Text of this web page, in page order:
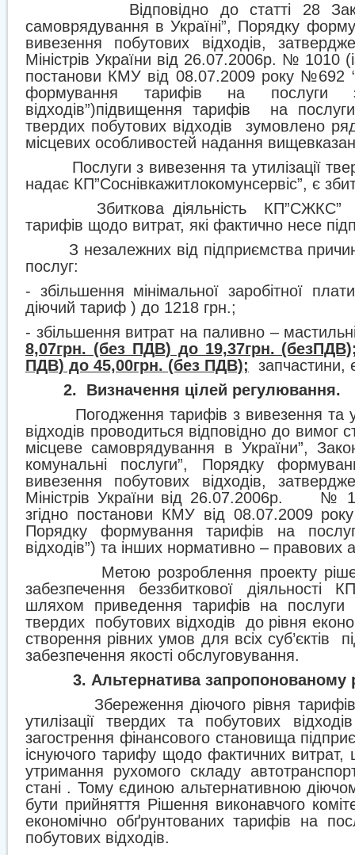
Відповідно до статті 28
самоврядування в Україні”, Порядку
вивезення побутових відходів,
Міністрів України від 26.07.2006р. № 1010
постанови КМУ від 08.07.2009 року №692
формування тарифів на послуги
відходів”)підвищення тарифів
на
твердих побутових відходів
зумовлено
місцевих особливостей надання
Послуги з вивезення та утилізації
надає КП”Соснівкажитлокомунсервіс”, є
Збиткова діяльність
КП”СЖКС”
тарифів щодо витрат, які фактично несе
З незалежних від підприємства
послуг:
- збільшення мінімальної заробітної
діючий тариф ) до 1218 грн.;
- збільшення витрат на паливно –
8,07грн. (без ПДВ) до 19,37грн.
ПДВ) до 45,00грн. (без ПДВ);
запчастини,
2.
Визначення цілей регулювання.
Погодження тарифів з вивезення та
відходів проводиться відповідно до вимог
місцеве самоврядування в України”,
комунальні послуги”, Порядку
вивезення побутових відходів,
Міністрів України від 26.07.2006р.
№
згідно постанови КМУ від 08.07.2009
Порядку формування тарифів на
відходів”) та інших нормативно – правових
Метою розроблення проекту
забезпечення беззбиткової діяльності
шляхом приведення тарифів на послуги
твердих
побутових відходів
до рівня
створення рівних умов для всіх суб’єктів
забезпечення якості обслуговування.
3. Альтернатива запропонованому
Збереження діючого рівня
утилізації твердих та побутових
загострення фінансового становища
існуючого тарифу щодо фактичних
утримання рухомого складу
стані . Тому єдиною альтернативною
бути прийняття Рішення виконавчого
економічно обґрунтованих тарифів на
побутових відходів.